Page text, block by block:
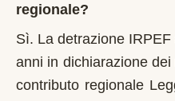
regionale?
Sì. La detrazione
anni in dichiarazione
contributo regionale